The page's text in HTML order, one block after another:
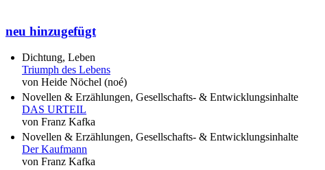
neu hinzugefügt
Dichtung, Leben
Triumph des Lebens
von Heide Nöchel (noé)
Novellen & Erzählungen, Gesellschafts- & Entwicklungsinhalte
DAS URTEIL
von Franz Kafka
Novellen & Erzählungen, Gesellschafts- & Entwicklungsinhalte
Der Kaufmann
von Franz Kafka